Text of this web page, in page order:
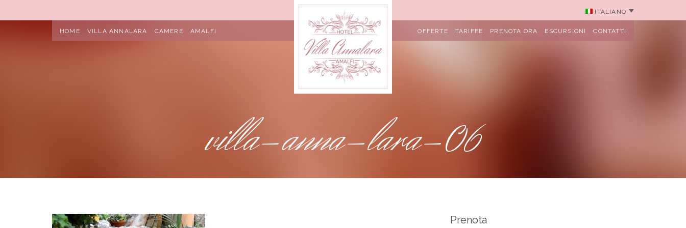
ITALIANO
HOME VILLA ANNALARA CAMERE AMALFI OFFERTE TARIFFE PRENOTA ORA ESCURSIONI CONTATTI
villa-anna-lara-06
Prenota